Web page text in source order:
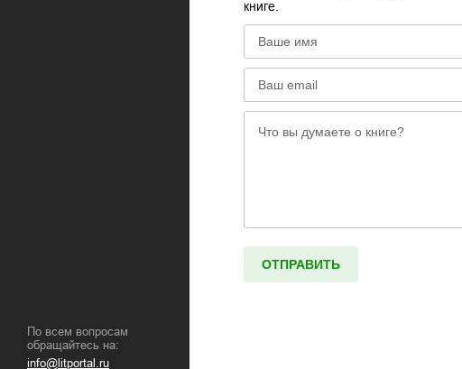
По всем вопросам
обращайтесь на:
info@litportal.ru
книге.